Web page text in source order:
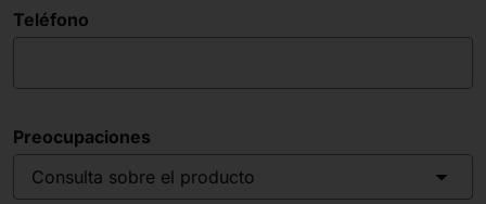
Teléfono
Preocupaciones
Consulta sobre el producto